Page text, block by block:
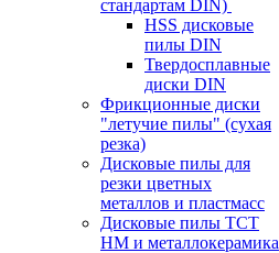
стандартам DIN)
HSS дисковые
пилы DIN
Твердосплавные
диски DIN
Фрикционные диски
"летучие пилы" (сухая
резка)
Дисковые пилы для
резки цветных
металлов и пластмасс
Дисковые пилы ТСТ
НМ и металлокерамика